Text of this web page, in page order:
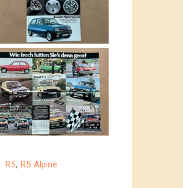
Kategorien
R5, R5 Alpine